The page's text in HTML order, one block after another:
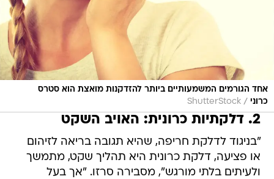
אחד הגורמים המשמעותיים ביותר להזדקנות מואצת הוא סטרס
כרוני /
ShutterStock
2. דלקתיות כרונית: האויב השקט
"בניגוד לדלקת חריפה, שהיא תגובה בריאה לזיהום
או פציעה, דלקת כרונית היא תהליך שקט, מתמשך
ולעיתים בלתי מורגש", מסבירה סרזו. "אך בעל